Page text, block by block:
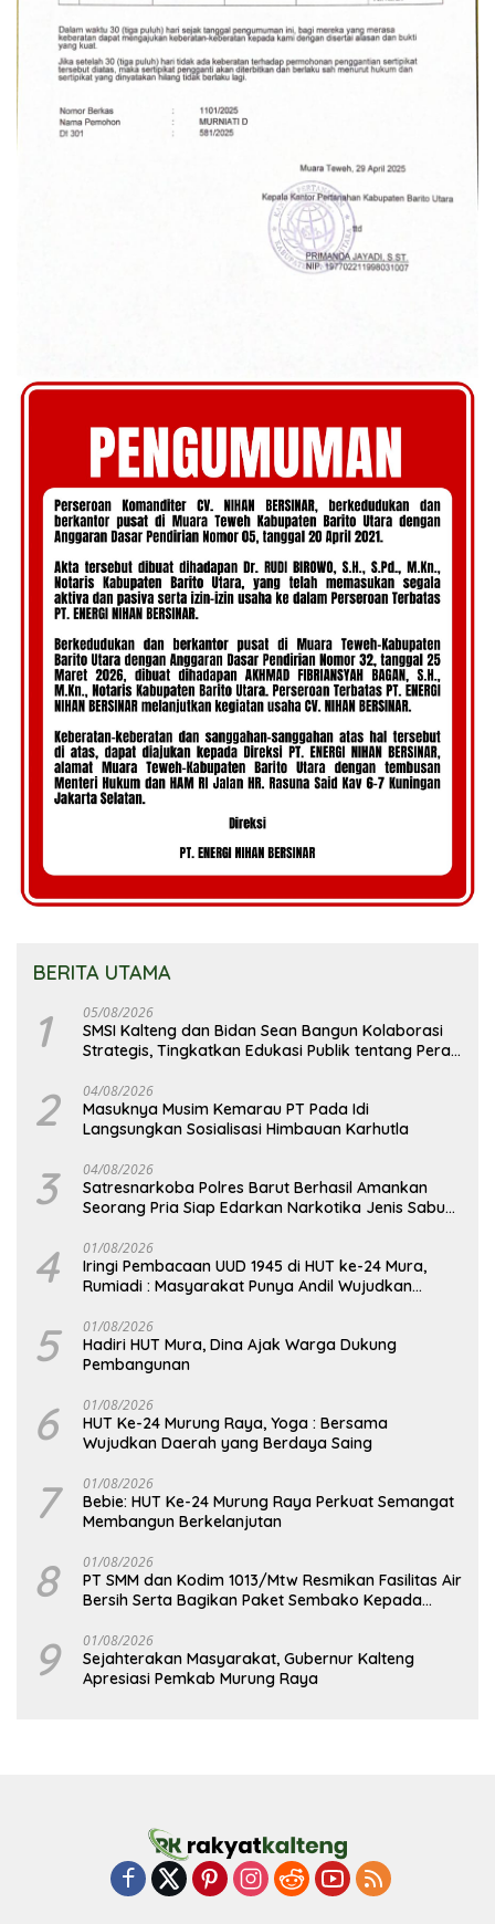
BERITA UTAMA
1 05/08/2026
SMSI Kalteng dan Bidan Sean Bangun Kolaborasi
Strategis, Tingkatkan Edukasi Publik tentang Peran
2 04/08/2026
Masuknya Musim Kemarau PT Pada Idi
Langsungkan Sosialisasi Himbauan Karhutla
3 04/08/2026
Satresnarkoba Polres Barut Berhasil Amankan
Seorang Pria Siap Edarkan Narkotika Jenis Sabu
4 01/08/2026
Iringi Pembacaan UUD 1945 di HUT ke-24 Mura,
Rumiadi : Masyarakat Punya Andil Wujudkan
5 01/08/2026
Hadiri HUT Mura, Dina Ajak Warga Dukung
Pembangunan
6 01/08/2026
HUT Ke-24 Murung Raya, Yoga : Bersama
Wujudkan Daerah yang Berdaya Saing
7 01/08/2026
Bebie: HUT Ke-24 Murung Raya Perkuat Semangat
Membangun Berkelanjutan
8 01/08/2026
PT SMM dan Kodim 1013/Mtw Resmikan Fasilitas Air
Bersih Serta Bagikan Paket Sembako Kepada
9 01/08/2026
Sejahterakan Masyarakat, Gubernur Kalteng
Apresiasi Pemkab Murung Raya